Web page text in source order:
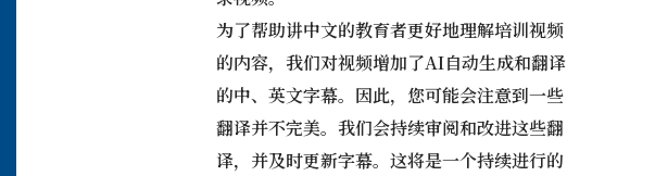
为了帮助讲中文的教育者更好地理解培训视频
的内容，我们对视频增加了AI自动生成和翻译
的中、英文字幕。因此，您可能会注意到一些
翻译并不完美。我们会持续审阅和改进这些翻
译，并及时更新字幕。这将是一个持续进行的